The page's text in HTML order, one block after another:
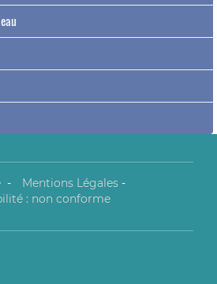
- Mentions Légales -
: non conforme